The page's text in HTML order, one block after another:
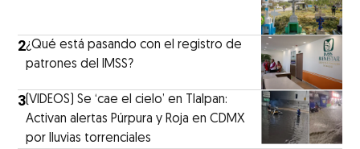
2¿Qué está pasando con el registro de
patrones del IMSS?
3 (VIDEOS) Se ‘cae el cielo’ en Tlalpan:
Activan alertas Púrpura y Roja en CDMX
por lluvias torrenciales